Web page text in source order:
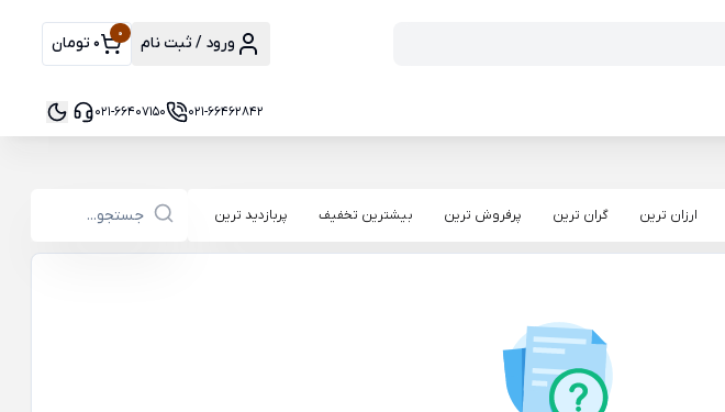
ورود / ثبت نام 0 0 تومان
021-66462842
021-66407150
ارزان ترین گران ترین پرفروش ترین بیشترین تخفیف پربازدید ترین